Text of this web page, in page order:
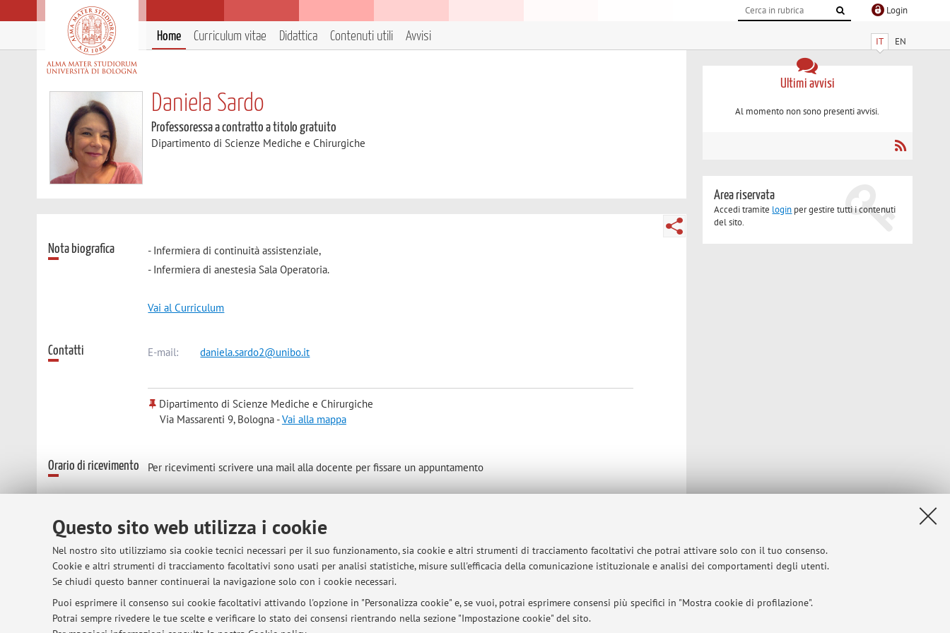
Questo sito web utilizza i cookie
Nel nostro sito utilizziamo sia cookie tecnici necessari per il suo funzionamento, sia cookie e altri strumenti di tracciamento facoltativi che potrai attivare solo con il tuo consenso.
Cookie e altri strumenti di tracciamento facoltativi sono usati per analisi statistiche, misure sull'efficacia della comunicazione istituzionale e analisi dei comportamenti degli utenti.
Se chiudi questo banner continuerai la navigazione solo con i cookie necessari.
Puoi esprimere il consenso sui cookie facoltativi attivando l'opzione in "Personalizza cookie" e, se vuoi, potrai esprimere consensi più specifici in "Mostra cookie di profilazione".
Potrai sempre rivedere le tue scelte e verificare lo stato dei consensi rientrando nella sezione "Impostazione cookie" del sito.
Login
IT EN
Home Curriculum vitae Didattica Contenuti utili Avvisi
Daniela Sardo
Professoressa a contratto a titolo gratuito
Dipartimento di Scienze Mediche e Chirurgiche
Nota biografica
- Infermiera di continuità assistenziale,
- Infermiera di anestesia Sala Operatoria.
Vai al Curriculum
Contatti E-mail: daniela.sardo2@unibo.it
Dipartimento di Scienze Mediche e Chirurgiche
Via Massarenti 9, Bologna -Vai alla mappa
Orario di ricevimento Per ricevimenti scrivere una mail alla docente per fissare un appuntamento
Ultimi avvisi
Al momento non sono presenti avvisi.
Area riservata
Accedi tramite login per gestire tutti i contenuti
del sito.
© 2026 - ALMA MATER STUDIORUM - Università di Bologna - Via Zamboni, 33 - 40126 Bologna - Partita IVA: 01131710376